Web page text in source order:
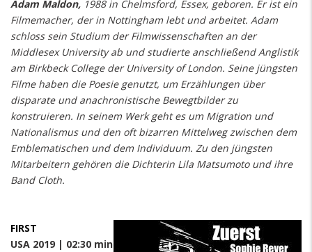
Adam Maldon, 1988 in Chelmsford, Essex, geboren. Er ist ein
Filmemacher, der in Nottingham lebt und arbeitet. Adam
schloss sein Studium der Filmwissenschaften an der
Middlesex University ab und studierte anschließend Anglistik
am Birkbeck College der University of London. Seine jüngsten
Filme haben die Poesie genutzt, um Erzählungen über
disparate und anachronistische Bewegtbilder zu
konstruieren. In seinem Werk geht es um Migration und
Nationalismus und den oft bizarren Mittelweg zwischen dem
Emblematischen und dem Individuum. Zu den jüngsten
Mitarbeitern gehören die Dichterin Lila Matsumoto und ihre
Band Cloth.
FIRST
USA 2019 | 02:30 min